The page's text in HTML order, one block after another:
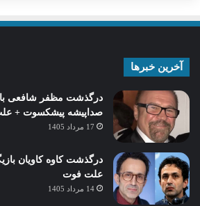
آخرین خبرها
درگذشت مظفر شافعی
صداپیشه پیشکسوت +
17 مرداد 1405
درگذشت کاوه کاویان
علت فوت
14 مرداد 1405